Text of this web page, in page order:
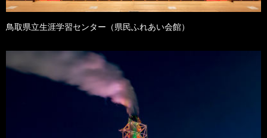
鳥取県立生涯学習センター（県民ふれあい会館）